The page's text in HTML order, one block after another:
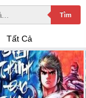
Tìm
Tất Cả